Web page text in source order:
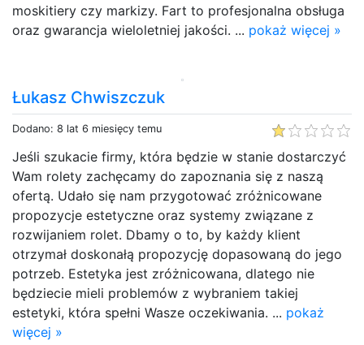
moskitiery czy markizy. Fart to profesjonalna obsługa
oraz gwarancja wieloletniej jakości. ... pokaż więcej »
Łukasz Chwiszczuk
Dodano: 8 lat 6 miesięcy temu
Jeśli szukacie firmy, która będzie w stanie dostarczyć
Wam rolety zachęcamy do zapoznania się z naszą
ofertą. Udało się nam przygotować zróżnicowane
propozycje estetyczne oraz systemy związane z
rozwijaniem rolet. Dbamy o to, by każdy klient
otrzymał doskonałą propozycję dopasowaną do jego
potrzeb. Estetyka jest zróżnicowana, dlatego nie
będziecie mieli problemów z wybraniem takiej
estetyki, która spełni Wasze oczekiwania. ... pokaż
więcej »